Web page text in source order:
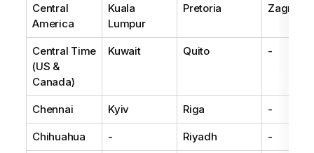
Central
America
Kuala
Lumpur
Pretoria Zagreb
Central Time
(US &
Canada)
Kuwait Quito -
Chennai Kyiv Riga -
Chihuahua - Riyadh -